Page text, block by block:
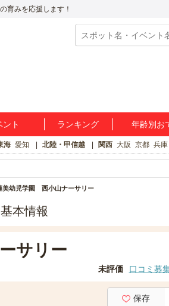
育みを応援します！
ント ランキング 年齢別お
海 愛知 北陸・甲信越 関西 大阪 京都 兵庫
美幼児学園 西小山ナーサリー
本情報
サリー
未評価 口コミ募
保存